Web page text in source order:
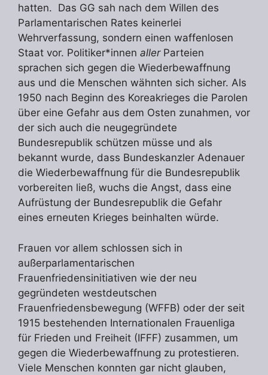
hatten. Das GG sah nach dem Willen des
Parlamentarischen Rates keinerlei
Wehrverfassung, sondern einen waffenlosen
Staat vor. Politiker*innen allerParteien
sprachen sich gegen die Wiederbewaffnung
aus und die Menschen wähnten sich sicher. Als
1950 nach Beginn des Koreakrieges die Parolen
über eine Gefahr aus dem Osten zunahmen, vor
der sich auch die neugegründete
Bundesrepublik schützen müsse und als
bekannt wurde, dass Bundeskanzler Adenauer
die Wiederbewaffnung für die Bundesrepublik
vorbereiten ließ, wuchs die Angst, dass eine
Aufrüstung der Bundesrepublik die Gefahr
eines erneuten Krieges beinhalten würde.
Frauen vor allem schlossen sich in
außerparlamentarischen
Frauenfriedensinitiativen wie der neu
gegründeten westdeutschen
Frauenfriedensbewegung (WFFB) oder der seit
1915 bestehenden Internationalen Frauenliga
für Frieden und Freiheit (IFFF) zusammen, um
gegen die Wiederbewaffnung zu protestieren.
Viele Menschen konnten gar nicht glauben,